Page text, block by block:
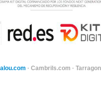
· Cambrils.com ·